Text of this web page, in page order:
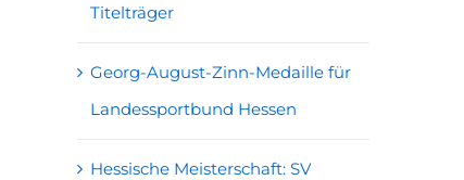
Titelträger
Georg-August-Zinn-Medaille für
Landessportbund Hessen
Hessische Meisterschaft: SV